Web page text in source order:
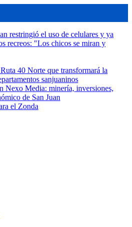
restringió el uso de celulares y ya
recreos: "Los chicos se miran y
40 Norte que transformará la
sanjuaninos
Nexo Media: minería, inversiones,
de San Juan
el Zonda